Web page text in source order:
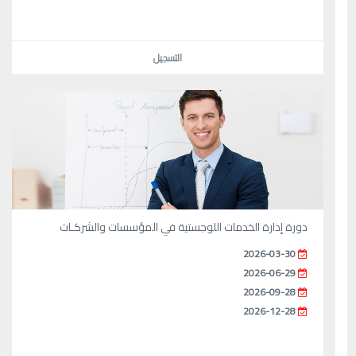
التسجيل
دورة إدارة الخدمات اللوجستية في المؤسسات والشركـات
2026-03-30
2026-06-29
2026-09-28
2026-12-28